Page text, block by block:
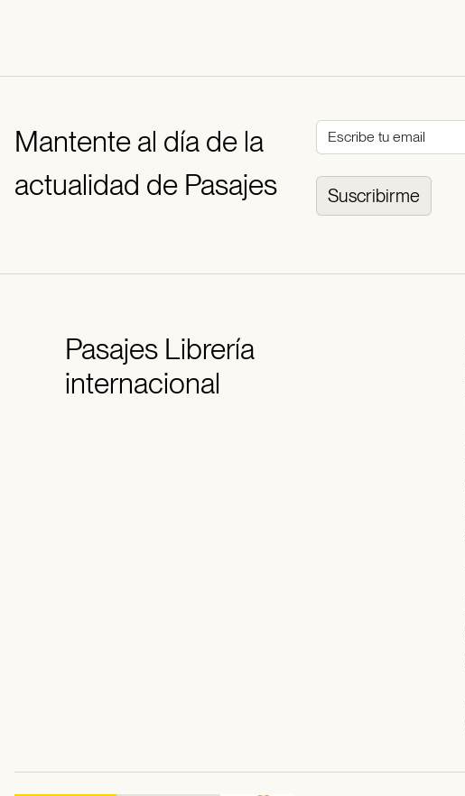
Mantente al día de la
actualidad de Pasajes
Suscribirme
PasajesLibrería
internacional